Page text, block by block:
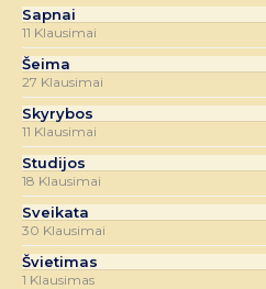
Sapnai
11 Klausimai
Šeima
27 Klausimai
Skyrybos
11 Klausimai
Studijos
18 Klausimai
Sveikata
30 Klausimai
Švietimas
1 Klausimas